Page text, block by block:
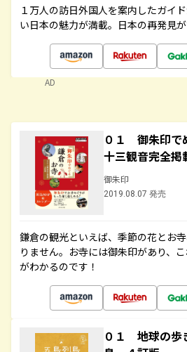
１万人の訪日外国人を案内したガイ
い日本の魅力が満載。日本の再発見が
AD
０１ 御朱印で
十三観音完全
御朱印
2019.08.07 発売
鎌倉の観光といえば、季節の花とお
りません。お寺には御朱印があり、
がわかるのです！
０１ 地球の